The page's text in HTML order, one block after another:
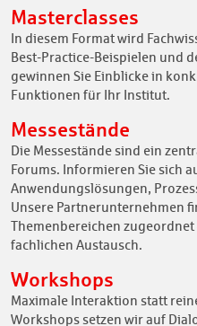
Masterclasses
In diesem Format wird
Best-Practice-Beispielen und
gewinnen Sie Einblicke in
Funktionen für Ihr Institut.
Messestände
Die Messestände sind ein
Forums. Informieren Sie sich
Anwendungslösungen,
Unsere Partnerunternehmen
Themenbereichen
fachlichen Austausch.
Workshops
Maximale Interaktion statt
Workshops setzen wir auf